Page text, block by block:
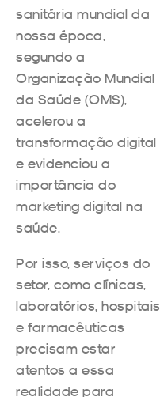
sanitária mundial da
nossa época,
segundo a
Organização Mundial
da Saúde (OMS),
acelerou a
transformação digital
e evidenciou a
importância do
marketing digital na
saúde.
Por isso, serviços do
setor, como clínicas,
laboratórios, hospitais
e farmacêuticas
precisam estar
atentos a essa
realidade para